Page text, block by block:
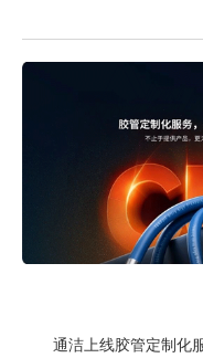
通洁上线胶管定制化